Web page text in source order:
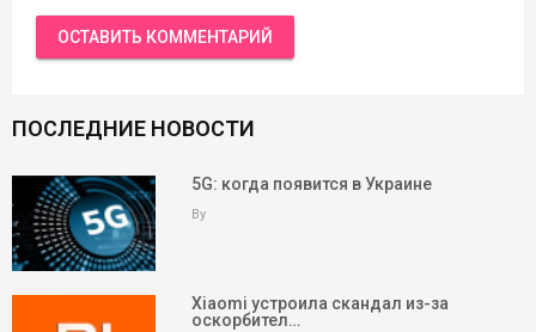
ПОСЛЕДНИЕ НОВОСТИ
5G: когда появится в Украине
By
Xiaomi устроила скандал из-за
оскорбител…